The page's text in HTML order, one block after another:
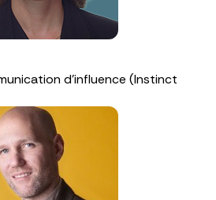
d’influence (Instinct